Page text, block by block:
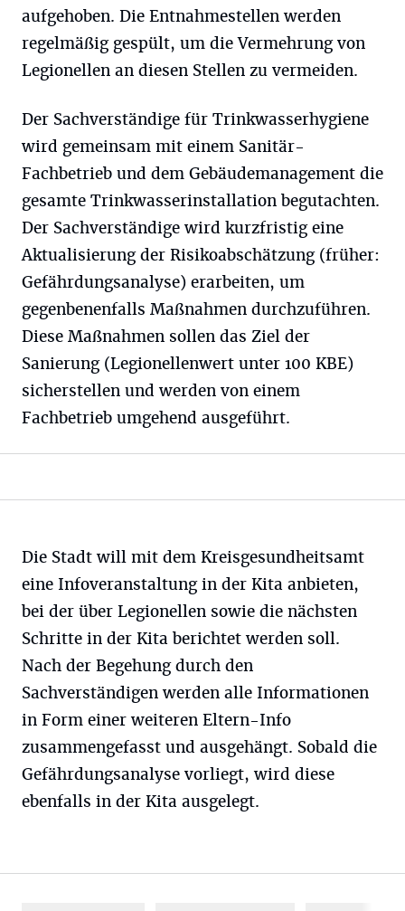
aufgehoben. Die Entnahmestellen werden
regelmäßig gespült, um die Vermehrung von
Legionellen an diesen Stellen zu vermeiden.
Der Sachverständige für Trinkwasserhygiene
wird gemeinsam mit einem Sanitär-
Fachbetrieb und dem Gebäudemanagement die
gesamte Trinkwasserinstallation begutachten.
Der Sachverständige wird kurzfristig eine
Aktualisierung der Risikoabschätzung (früher:
Gefährdungsanalyse) erarbeiten, um
gegenbenenfalls Maßnahmen durchzuführen.
Diese Maßnahmen sollen das Ziel der
Sanierung (Legionellenwert unter 100 KBE)
sicherstellen und werden von einem
Fachbetrieb umgehend ausgeführt.
Die Stadt will mit dem Kreisgesundheitsamt
eine Infoveranstaltung in der Kita anbieten,
bei der über Legionellen sowie die nächsten
Schritte in der Kita berichtet werden soll.
Nach der Begehung durch den
Sachverständigen werden alle Informationen
in Form einer weiteren Eltern-Info
zusammengefasst und ausgehängt. Sobald die
Gefährdungsanalyse vorliegt, wird diese
ebenfalls in der Kita ausgelegt.